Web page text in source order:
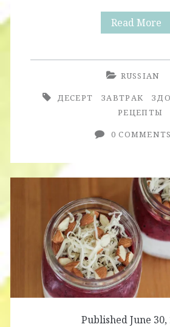
Read More
RUSSIAN
ДЕСЕРТ
ЗАВТРАК
РЕЦЕПТЫ
0 COMMENTS
Published June 30,